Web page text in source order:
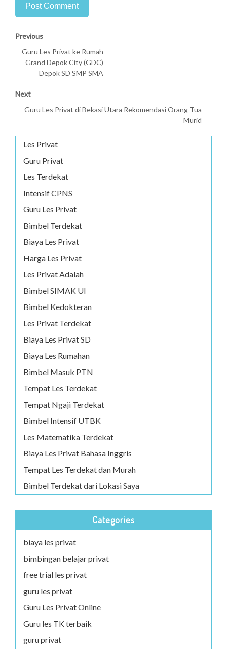
Previous
Guru Les Privat ke Rumah
Grand Depok City (GDC)
Depok SD SMP SMA
Next
Guru Les Privat di Bekasi Utara Rekomendasi Orang Tua
Murid
Les Privat
Guru Privat
Les Terdekat
Intensif CPNS
Guru Les Privat
Bimbel Terdekat
Biaya Les Privat
Harga Les Privat
Les Privat Adalah
Bimbel SIMAK UI
Bimbel Kedokteran
Les Privat Terdekat
Biaya Les Privat SD
Biaya Les Rumahan
Bimbel Masuk PTN
Tempat Les Terdekat
Tempat Ngaji Terdekat
Bimbel Intensif UTBK
Les Matematika Terdekat
Biaya Les Privat Bahasa Inggris
Tempat Les Terdekat dan Murah
Bimbel Terdekat dari Lokasi Saya
Categories
biaya les privat
bimbingan belajar privat
free trial les privat
guru les privat
Guru Les Privat Online
Guru les TK terbaik
guru privat